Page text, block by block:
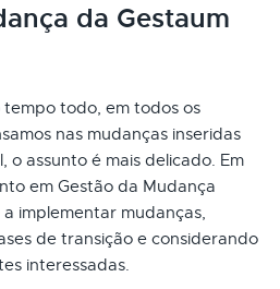
da Gestaum
todo, em todos os
nas mudanças inseridas
o assunto é mais delicado. Em
em Gestão da Mudança
implementar mudanças,
de transição e considerando
interessadas.